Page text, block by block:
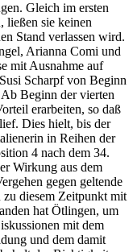
Gleich im ersten
ließen sie keinen
Stand verlassen wird.
Arianna Comi und
mit Ausnahme auf
Scharpf von Beginn
Beginn der vierten
erarbeiten, so daß
Dies hielt, bis der
in Reihen der
4 nach dem 34.
Wirkung aus dem
gegen geltende
zu diesem Zeitpunkt mit
hat Ötlingen, um
mit dem
und dem damit